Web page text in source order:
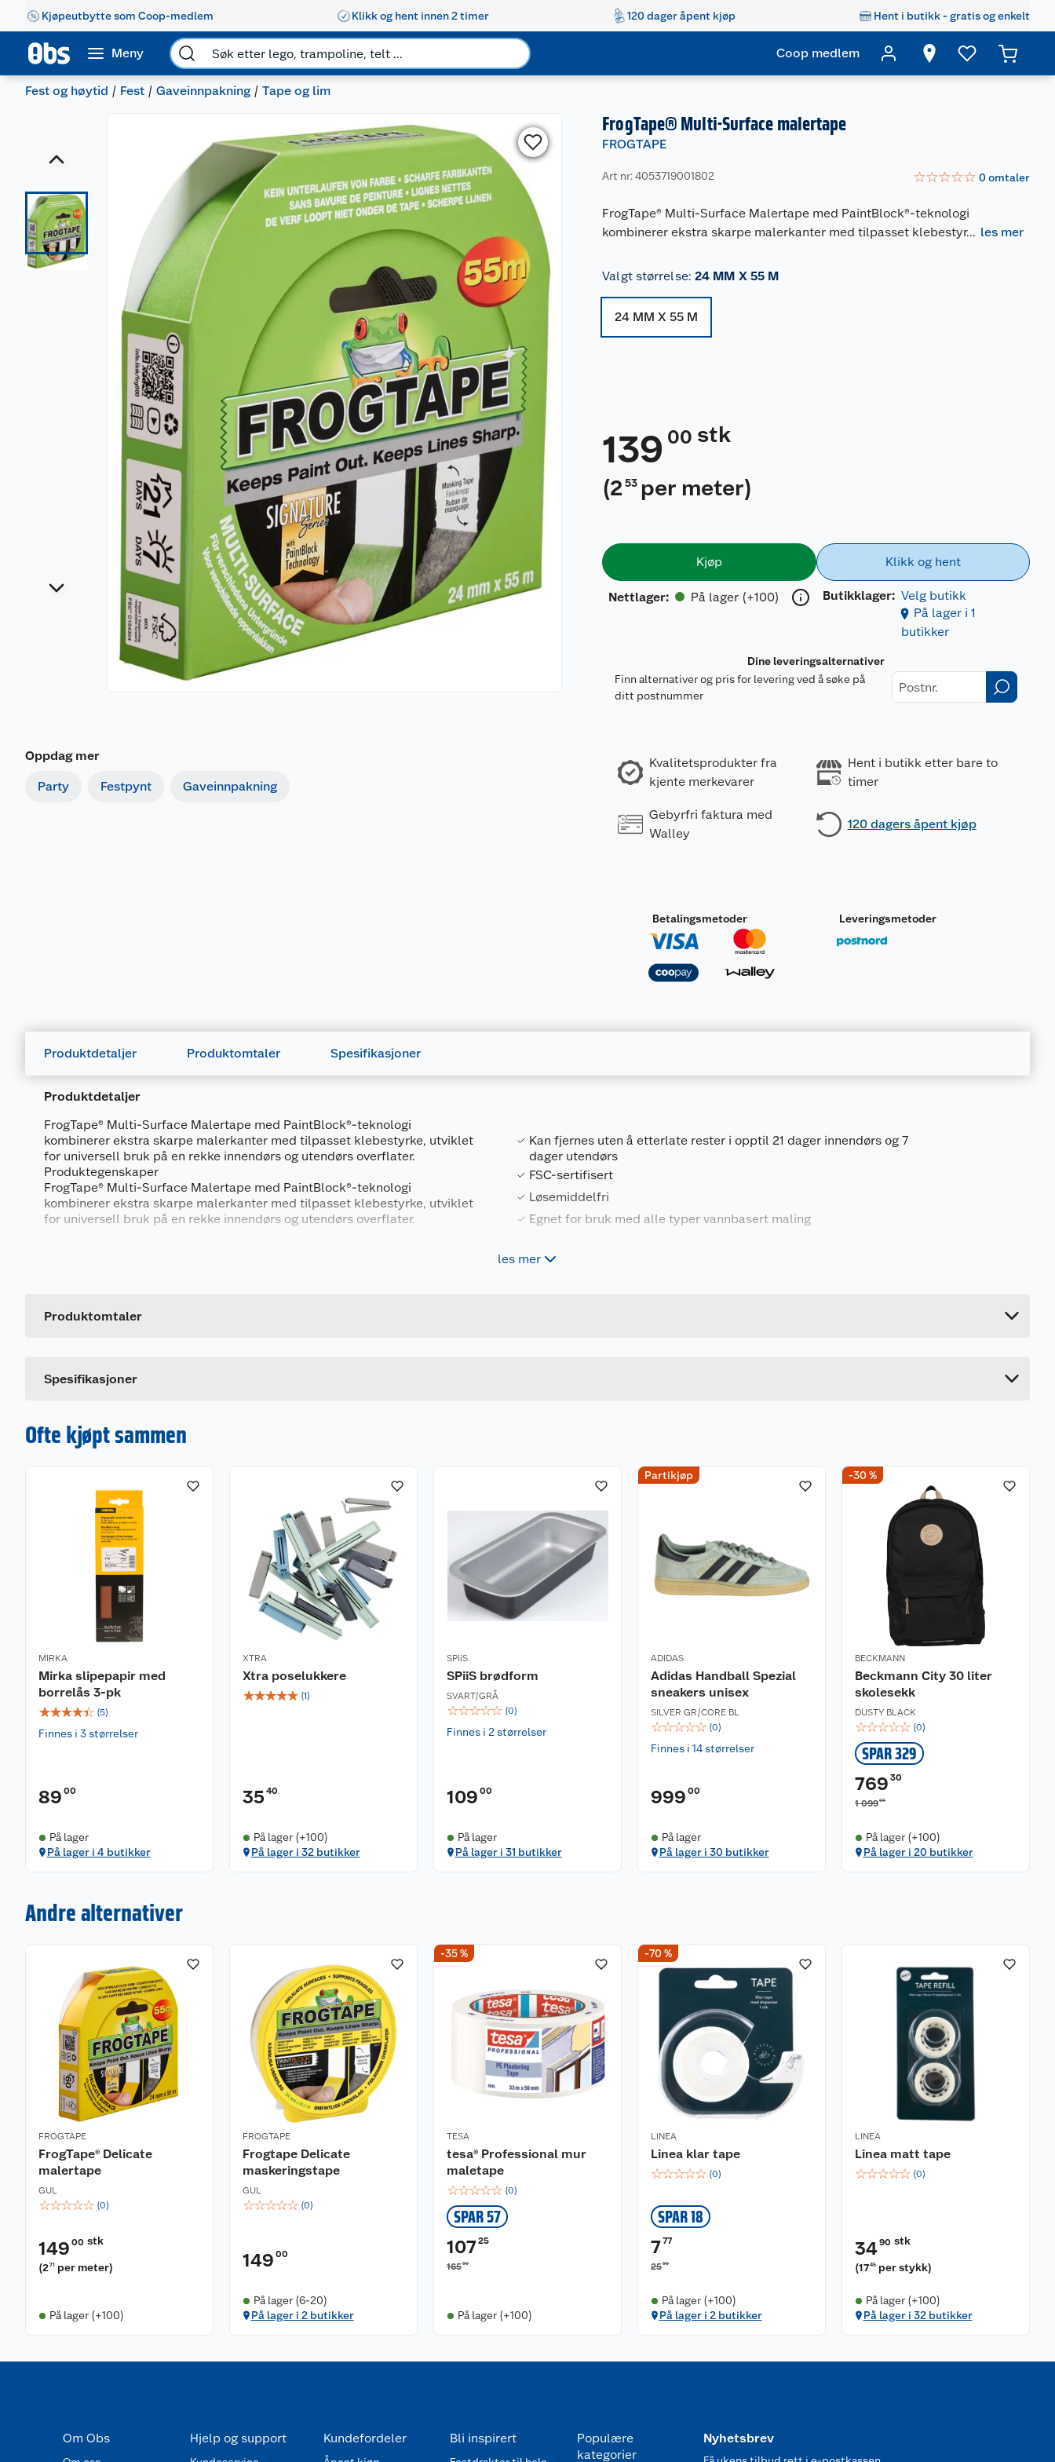
Kjøpeutbytte som Coop-medlem Klikk og hent innen 2 timer 120 dager åpent kjøp Hent i butikk - gratis og enkelt
Meny Coop medlem
Fest og høytid Fest Gaveinnpakning Tape og lim
Oppdag mer
Party Festpynt Gaveinnpakning
FrogTape® Multi-Surface malertape
FROGTAPE
Art nr: 4053719001802 ☆☆☆☆☆ 0omtaler
FrogTape® Multi-Surface Malertape med PaintBlock®-teknologi
kombinerer ekstra skarpe malerkanter med tilpasset klebestyr... les mer
Valgt størrelse: 24 MM X 55 M
24 MM X 55 M
139 00 stk
(253 per meter)
Kjøp
Nettlager: På lager (+100)
Klikk og hent
Butikklager: Velg butikk
På lager i 1
butikker
Dine leveringsalternativer
Finn alternativer og pris for levering ved å søke på
ditt postnummer
Kvalitetsprodukter fra
kjente merkevarer
Hent i butikk etter bare to
timer
Gebyrfri faktura med
Walley
120 dagers åpent kjøp
Betalingsmetoder Leveringsmetoder
Produktdetaljer Produktomtaler Spesifikasjoner
Produktdetaljer
FrogTape® Multi-Surface Malertape med PaintBlock®-teknologi
kombinerer ekstra skarpe malerkanter med tilpasset klebestyrke, utviklet
for universell bruk på en rekke innendørs og utendørs overflater.
Produktegenskaper
FrogTape® Multi-Surface Malertape med PaintBlock®-teknologi
kombinerer ekstra skarpe malerkanter med tilpasset klebestyrke, utviklet
for universell bruk på en rekke innendørs og utendørs overflater.
forbehandling ikke er nødvendig.
gjør FrogTape® Multi-Surface malerarbeidet enklere.
klebeteknologi gir utmerkede resultater med alle typer vannbasert maling.
Bruksområde
For universell bruk på en rekke innendørs og utendørs overflater.
Spesfikasjoner
Innehold: 24 mm x 55 meter.
Kan fjernes uten å etterlate rester i opptil 21 dager innendørs og 7
dager utendørs
FSC-sertifisert
Løsemiddelfri
Egnet for bruk med alle typer vannbasert maling
les mer
Produktomtaler
Spesifikasjoner
Leverandørens artikkelnummer
Forpakningsmål
Ofte kjøpt sammen
MIRKA
Mirka slipepapir med
borrelås 3-pk
☆☆☆☆☆ (5)
Finnes i 3 størrelser
89 00
På lager
På lager i 4 butikker
XTRA
Xtra poselukkere
☆☆☆☆☆ (1)
35 40
På lager (+100)
På lager i 32 butikker
SPiiS
SPiiS brødform
SVART/GRÅ
☆☆☆☆☆ (0)
Finnes i 2 størrelser
109 00
På lager
På lager i 31 butikker
Partikjøp
ADIDAS
Adidas Handball Spezial
sneakers unisex
SILVER GR/CORE BL
☆☆☆☆☆ (0)
Finnes i 14 størrelser
999 00
På lager
På lager i 30 butikker
-30 %
BECKMANN
Beckmann City 30 liter
skolesekk
DUSTY BLACK
☆☆☆☆☆ (0)
SPAR 329
769 30
1 09900
På lager (+100)
På lager i 20 butikker
Andre alternativer
FROGTAPE
FrogTape® Delicate
malertape
GUL
☆☆☆☆☆ (0)
149 00 stk
(271 per meter)
På lager (+100)
FROGTAPE
Frogtape Delicate
maskeringstape
GUL
☆☆☆☆☆ (0)
149 00
På lager (6-20)
På lager i 2 butikker
-35 %
TESA
tesa® Professional mur
maletape
☆☆☆☆☆ (0)
SPAR 57
10725
16500
På lager (+100)
-70 %
LINEA
Linea klar tape
☆☆☆☆☆ (0)
SPAR 18
777
2590
På lager (+100)
På lager i 2 butikker
LINEA
Linea matt tape
☆☆☆☆☆ (0)
3490 stk
(1745 per stykk)
På lager (+100)
På lager i 32 butikker
Om Obs Hjelp og support Kundefordeler Bli inspirert
Populære
kategorier
Nyhetsbrev